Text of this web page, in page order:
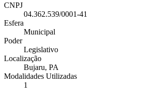
CNPJ
04.362.539/0001-41
Esfera
Municipal
Poder
Legislativo
Localização
Bujaru, PA
Modalidades Utilizadas
1